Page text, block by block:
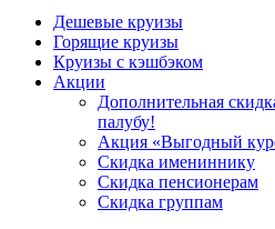
Дешевые круизы
Горящие круизы
Круизы с кэшбэком
Акции
Дополнительная
палубу!
Акция «Выгодный
Скидка имениннику
Скидка пенсионерам
Скидка группам